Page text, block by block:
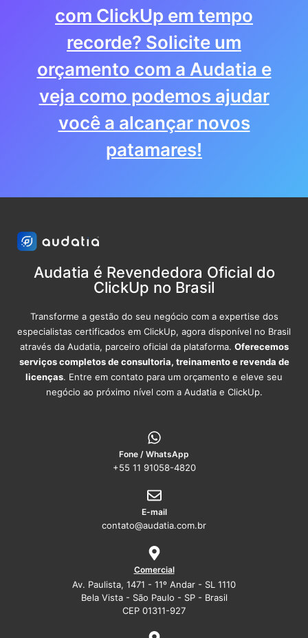
com ClickUp em tempo
recorde? Solicite um
orçamento com a Audatia e
veja como podemos ajudar
você a alcançar novos
patamares!
Audatia é Revendedora Oficial do
ClickUp no Brasil
Transforme a gestão do seu negócio com a expertise dos
especialistas certificados em ClickUp, agora disponível no Brasil
através da Audatia, parceiro oficial da plataforma. Oferecemos
serviços completos de consultoria, treinamento e revenda de
licenças. Entre em contato para um orçamento e eleve seu
negócio ao próximo nível com a Audatia e ClickUp.
Fone / WhatsApp
+55 11 91058-4820
E-mail
contato@audatia.com.br
Comercial
Av. Paulista, 1471 - 11º Andar - SL 1110
Bela Vista - São Paulo - SP - Brasil
CEP 01311-927